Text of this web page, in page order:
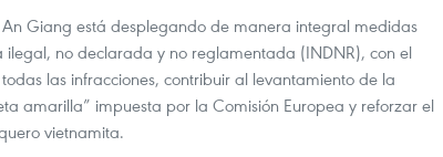
Giang está desplegando de manera integral medidas
no declarada y no reglamentada (INDNR), con el
las infracciones, contribuir al levantamiento de la
amarilla” impuesta por la Comisión Europea y reforzar el
vietnamita.